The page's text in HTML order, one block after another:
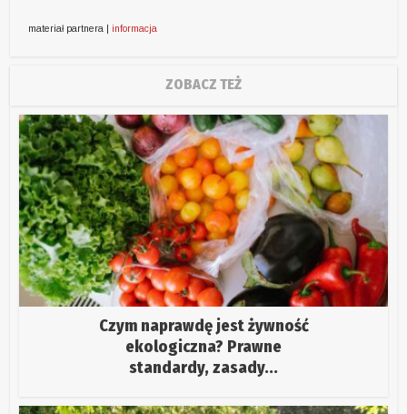
materiał partnera | informacja
ZOBACZ TEŻ
Czym naprawdę jest żywność
ekologiczna? Prawne
standardy, zasady...